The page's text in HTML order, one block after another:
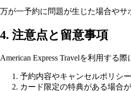
万が一予約に問題が生じた場合やサ
4. 注意点と留意事項
American Express Travelを利用する
予約内容やキャンセルポリシ
カード限定の特典がある場合